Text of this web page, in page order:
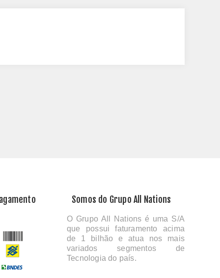
Somos do Grupo All Nations
O Grupo All Nations é uma S/A
que possui faturamento acima
de 1 bilhão e atua nos mais
variados segmentos de
Tecnologia do país.